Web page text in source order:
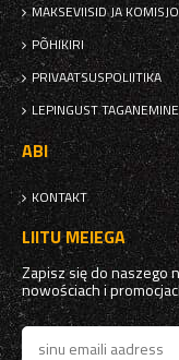
MAKSEVIISID JA
PÕHIKIRI
PRIVAATSUSPOLIITIKA
LEPINGUST TAGANEMINE
ABI
KONTAKT
LIITU MEIEGA
Zapisz się do naszego
nowościach i